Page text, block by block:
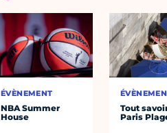
ÉVÈNEMENT
NBA Summer
House
Tout
Paris